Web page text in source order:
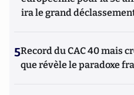
ira le grand
5Record du CAC 40 mais
que révèle le paradoxe